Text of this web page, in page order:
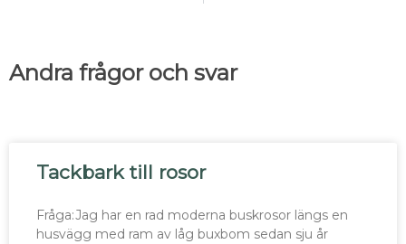
Andra frågor och svar
Tackbark till rosor
Fråga:Jag har en rad moderna buskrosor längs en
husvägg med ram av låg buxbom sedan sju år